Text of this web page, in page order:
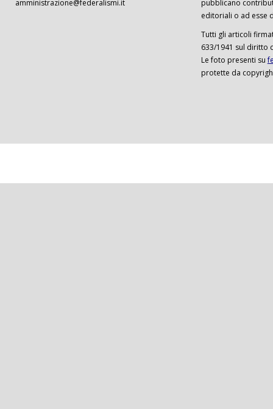
amministrazione@federalismi.it
pubblicano
editoriali o ad esse
Tutti gli articoli
633/1941 sul diritto
Le foto presenti su
protette da